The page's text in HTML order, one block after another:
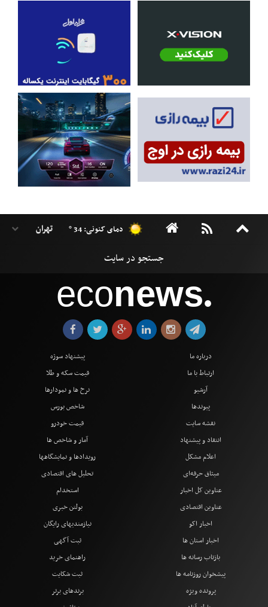
دمای کنونی: 34 °
econews●
درباره ما
ارتباط با ما
آرشیو
پیوندها
نقشه سایت
انتقاد و پیشنهاد
اعلام مشکل
میثاق حرفه‌ای
پیشنهاد سوژه
قیمت سکه و طلا
نرخ ها و نمودارها
شاخص بورس
قیمت خودرو
آمار و شاخص ها
رویدادها و نمایشگاهها
تحلیل های اقتصادی
عناوین کل اخبار
عناوین اقتصادی
اخبار اکو
اخبار استان ها
بازتاب رسانه ها
پیشخوان روزنامه ها
پرونده ویژه
استخدام
بولتن خبری
نیازمندیهای رایگان
ثبت آگهی
راهنمای خرید
ثبت شکایت
برندهای برتر